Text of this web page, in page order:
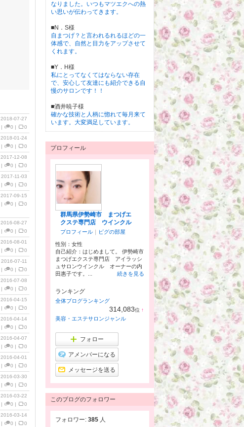
2018-07-27
0 0
2018-01-24
0 0
2017-12-08
0 0
2017-11-03
0 0
2017-09-15
0 0
2016-08-27
0 0
2016-08-01
0 0
2016-07-11
0 0
2016-07-08
0 0
2016-04-15
0 0
2016-04-14
0 0
2016-04-07
0 0
2016-04-01
0 0
2016-03-30
0 0
2016-03-22
0 0
2016-03-14
0 0
なりました。いつもマツエクへの熱
い思いが伝わってきます。
■N．S様
自まつげ？と言われるれるほどの一
体感で、自然と目力をアップさせて
くれます。
■Y．H様
私にとってなくてはならない存在
で、安心して友達にも紹介できる自
慢のサロンです！！
■酒井暁子様
確かな技術と人柄に惚れて毎月来て
います。大変満足しています。
プロフィール
群馬県伊勢崎市 まつげエ
クステ専門店 ウインクル
プロフィール ｜ ピグの部屋
性別： 女性
自己紹介：はじめまして。 伊勢崎市
まつげエクステ専門店 アイラッシ
ュサロンウインクル オーナーの内
田惠子です。...
続きを見る
ランキング
全体ブログランキング
314,083位 ↑
美容・エステサロンジャンル
フォロー
アメンバーになる
メッセージを送る
このブログのフォロワー
フォロワー: 385 人